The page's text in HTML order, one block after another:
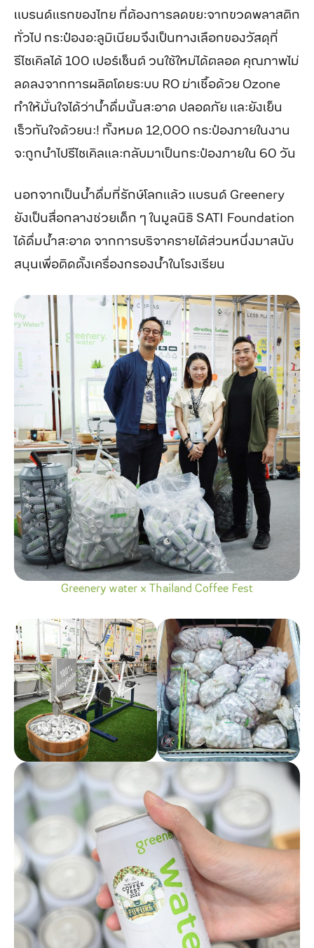
แบรนด์แรกของไทย ที่ต้องการลดขยะจากขวดพลาสติก
ทั่วไป กระป๋องอะลูมิเนียมจึงเป็นทางเลือกของวัสดุที่
รีไซเคิลได้ 100 เปอร์เซ็นต์ วนใช้ใหม่ได้ตลอด คุณภาพไม่
ลดลงจากการผลิตโดยระบบ RO ฆ่าเชื้อด้วย Ozone
ทำให้มั่นใจได้ว่าน้ำดื่มนั้นสะอาด ปลอดภัย และยังเย็น
เร็วทันใจด้วยนะ! ทั้งหมด 12,000 กระป๋องภายในงาน
จะถูกนำไปรีไซเคิลและกลับมาเป็นกระป๋องภายใน 60 วัน
นอกจากเป็นน้ำดื่มที่รักษ์โลกแล้ว แบรนด์ Greenery
ยังเป็นสื่อกลางช่วยเด็ก ๆ ในมูลนิธิ SATI Foundation
ได้ดื่มน้ำสะอาด จากการบริจาครายได้ส่วนหนึ่งมาสนับ
สนุนเพื่อติดตั้งเครื่องกรองน้ำในโรงเรียน
Greenery water x Thailand Coffee Fest